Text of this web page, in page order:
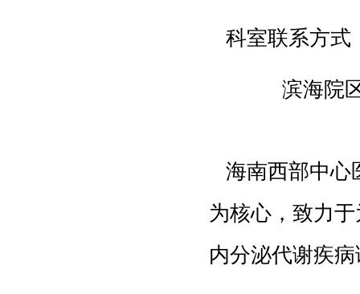
科室联系方式
滨海院区：
海南西部中心
为核心，致力
内分泌代谢疾